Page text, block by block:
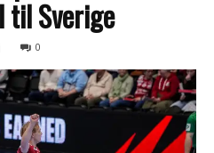
til Sverige
0